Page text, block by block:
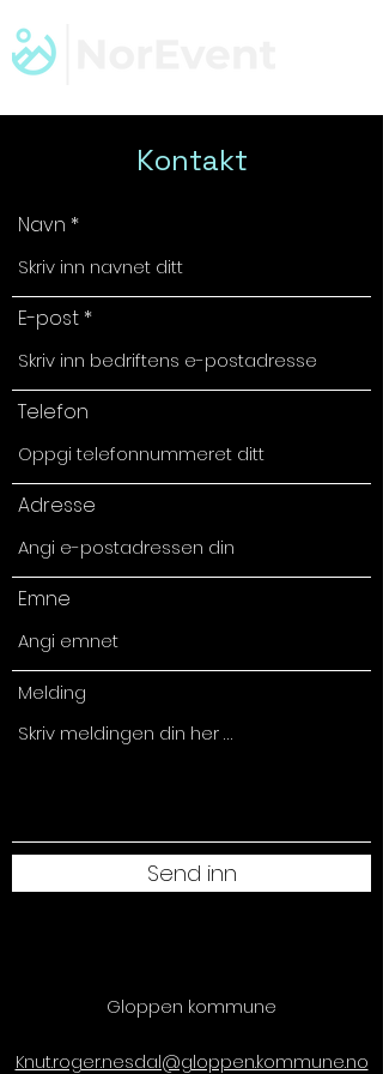
Kontakt
Navn
E-post
Telefon
Adresse
Emne
Melding
Send inn
Gloppen kommune
Knut.roger.nesdal@gloppen.kommune.no